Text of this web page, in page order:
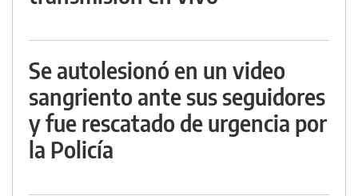
Se autolesionó en un video
sangriento ante sus seguidores
y fue rescatado de urgencia por
la Policía